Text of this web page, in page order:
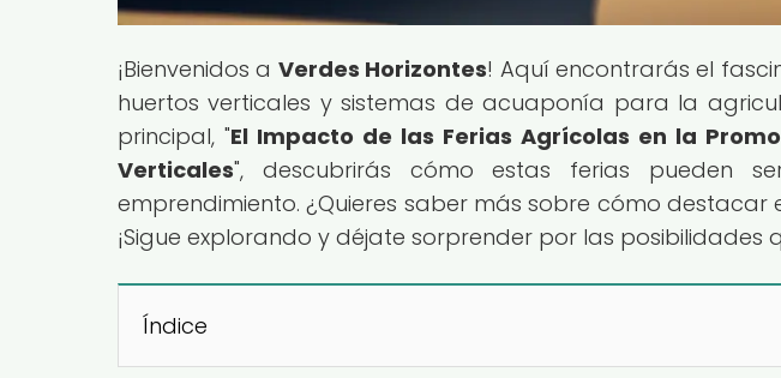
¡Bienvenidos a Verdes Horizontes! Aquí encontrarás el
huertos verticales y sistemas de acuaponía para la
principal, "El Impacto de las Ferias Agrícolas en la
Verticales", descubrirás cómo estas ferias pueden
emprendimiento. ¿Quieres saber más sobre cómo destacar
¡Sigue explorando y déjate sorprender por las
Índice